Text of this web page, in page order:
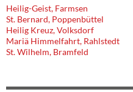
Heilig-Geist, Farmsen
St. Bernard, Poppenbüttel
Heilig Kreuz, Volksdorf
Mariä Himmelfahrt, Rahlstedt
St. Wilhelm, Bramfeld